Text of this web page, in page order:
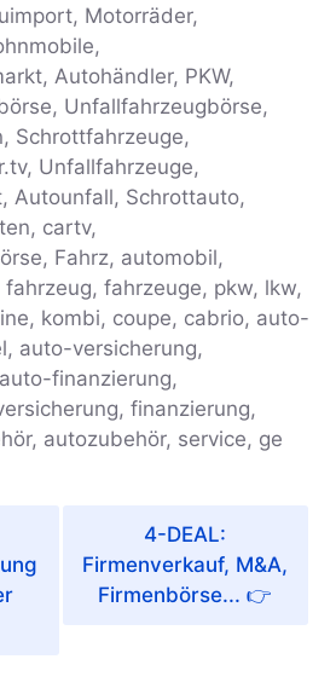
Motorräder,
Autohändler, PKW,
Unfallfahrzeugbörse,
Schrottfahrzeuge,
Unfallfahrzeuge,
Autounfall, Schrottauto,
cartv,
Fahrz, automobil,
fahrzeuge, pkw, lkw,
kombi, coupe, cabrio, auto-
auto-versicherung,
finanzierung,
finanzierung,
autozubehör, service, ge
4-DEAL:
Firmenverkauf, M&A,
Firmenbörse...